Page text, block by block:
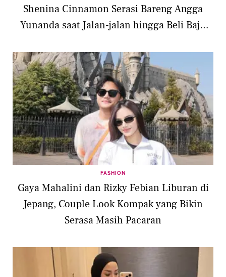
Shenina Cinnamon Serasi Bareng Angga
Yunanda saat Jalan-jalan hingga Beli Baju
FASHION
Gaya Mahalini dan Rizky Febian Liburan di
Jepang, Couple Look Kompak yang Bikin
Serasa Masih Pacaran